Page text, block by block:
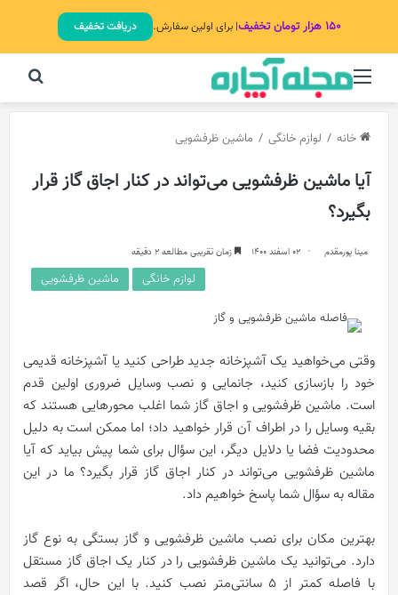
۱۵۰ هزار تومان تخفیف | برای اولین سفارش. دریافت تخفیف
منو
خانه / لوازم خانگی / ماشین ظرفشویی
آیا ماشین ظرفشویی می‌تواند در کنار اجاق گاز قرار
بگیرد؟
مینا پورمقدم 02 اسفند 1400 زمان تقریبی مطالعه 2 دقیقه
لوازم خانگی ماشین ظرفشویی
وقتی می‌خواهید یک آشپزخانه جدید طراحی کنید یا آشپزخانه قدیمی
خود را بازسازی کنید، جانمایی و نصب وسایل ضروری اولین قدم
است. ماشین ظرفشویی و اجاق گاز شما اغلب محورهایی هستند که
بقیه وسایل را در اطراف آن قرار خواهید داد؛ اما ممکن است به دلیل
محدودیت فضا یا دلایل دیگر، این سؤال برای شما پیش بیاید که آیا
ماشین ظرفشویی می‌تواند در کنار اجاق گاز قرار بگیرد؟ ما در این
مقاله به سؤال شما پاسخ خواهیم داد.
بهترین مکان برای نصب ماشین ظرفشویی و گاز بستگی به نوع گاز
دارد. می‌توانید یک ماشین ظرفشویی را در کنار یک اجاق گاز مستقل
با فاصله کمتر از 5 سانتی‌متر نصب کنید. با این حال، اگر قصد